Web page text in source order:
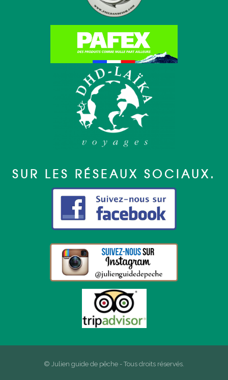
SUR LES RÉSEAUX SOCIAUX.
© Julien guide de pêche - Tous droits réservés.